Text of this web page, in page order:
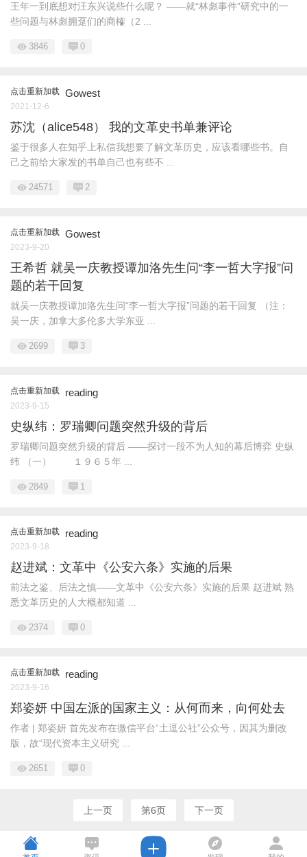
王年一到底想对汪东兴说些什么呢？ ——就“林彪事件”研究中的一
些问题与林彪拥趸们的商榷（2 ...
3846 0
点击重新加载 Gowest
2021-12-6
苏沈（alice548） 我的文革史书单兼评论
鉴于很多人在知乎上私信我想要了解文革历史，应该看哪些书。自
己之前给大家发的书单自己也有些不 ...
24571 2
点击重新加载 Gowest
2023-9-20
王希哲 就吴一庆教授谭加洛先生问“李一哲大字报”问
题的若干回复
就吴一庆教授谭加洛先生问“李一哲大字报”问题的若干回复 （注：
吴一庆，加拿大多伦多大学东亚 ...
2699 3
点击重新加载 reading
2023-9-15
史纵纬：罗瑞卿问题突然升级的背后
罗瑞卿问题突然升级的背后 ——探讨一段不为人知的幕后博弈 史纵
纬 （一） １９６５年 ...
2849 1
点击重新加载 reading
2023-9-18
赵进斌：文革中《公安六条》实施的后果
前法之鉴、后法之慎——文革中《公安六条》实施的后果 赵进斌 熟
悉文革历史的人大概都知道 ...
2374 0
点击重新加载 reading
2023-9-16
郑姿妍 中国左派的国家主义：从何而来，向何处去
作者 | 郑姿妍 首先发布在微信平台“土逗公社”公众号，因其为删改
版，故“现代资本主义研究 ...
2651 0
上一页 第6页 下一页